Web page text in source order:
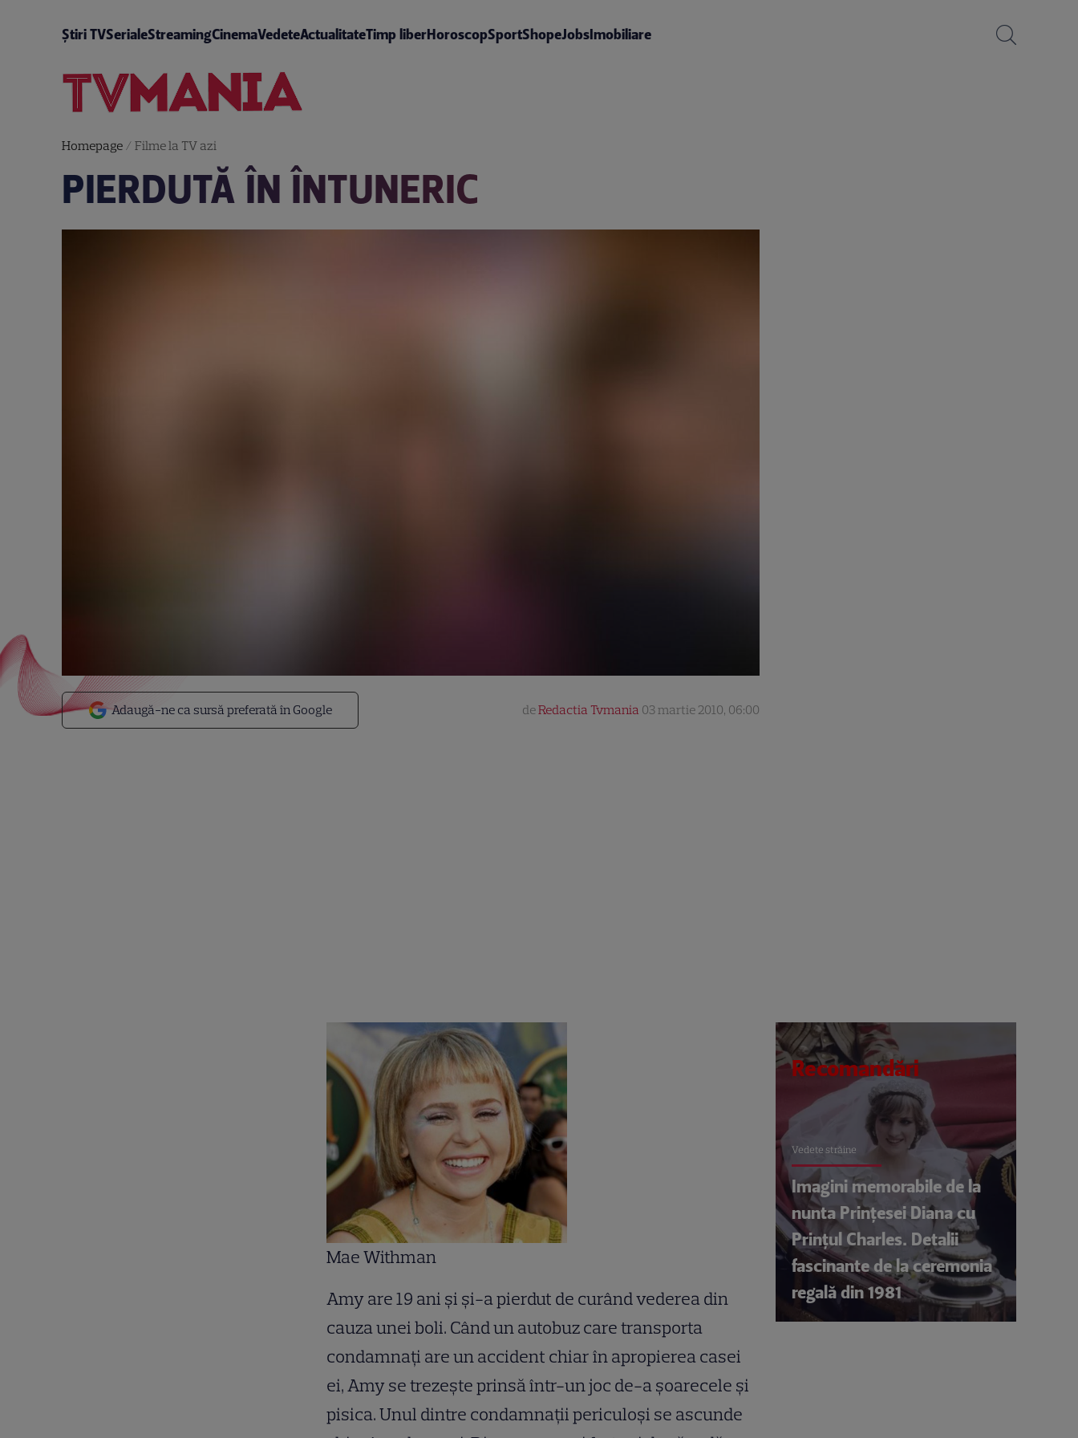
Știri TVSerialeStreamingCinemaVedeteActualitateTimp liberHoroscopSportShopeJobsImobiliare
Homepage/ Filme la TV azi
PIERDUTĂ ÎN ÎNTUNERIC
Adaugă-ne ca sursă preferată în Google deRedactia Tvmania 03 martie 2010, 06:00
Mae Withman
Amy are 19 ani şi şi-a pierdut de curând vederea din
cauza unei boli. Când un autobuz care transporta
condamnaţi are un accident chiar în apropierea casei
ei, Amy se trezeşte prinsă într-un joc de-a şoarecele şi
pisica. Unul dintre condamnaţii periculoşi se ascunde
Recomandări
Vedete străine
Imagini memorabile de la
nunta Prințesei Diana cu
Prințul Charles. Detalii
fascinante de la ceremonia
regală din 1981